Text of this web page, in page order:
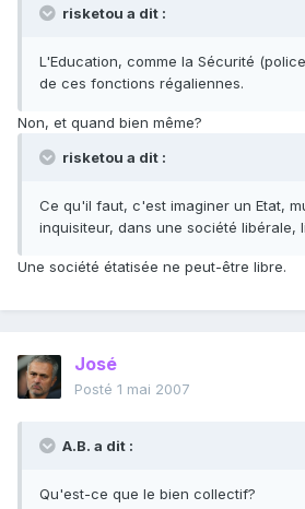
risketou a dit :
L'Education, comme la Sécurité
de ces fonctions régaliennes.
Non, et quand bien même?
risketou a dit :
Ce qu'il faut, c'est imaginer un Etat,
inquisiteur, dans une société libérale,
Une société étatisée ne peut-être libre.
José
Posté 1 mai 2007
A.B. a dit :
Qu'est-ce que le bien collectif?